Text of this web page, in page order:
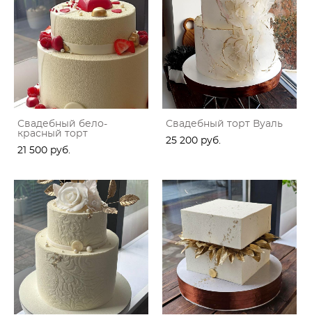
Свадебный бело-
красный торт
21 500 pуб.
Свадебный торт Вуаль
25 200 pуб.